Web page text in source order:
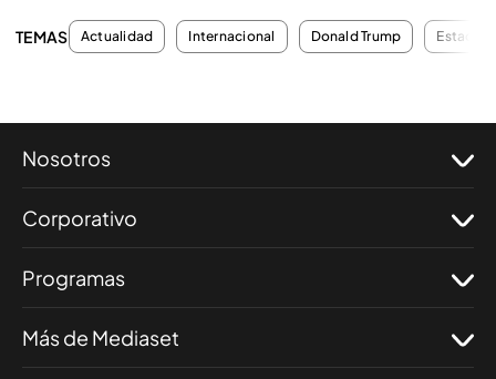
TEMAS Actualidad Internacional Donald Trump Estados
Nosotros
Corporativo
Programas
Más de Mediaset